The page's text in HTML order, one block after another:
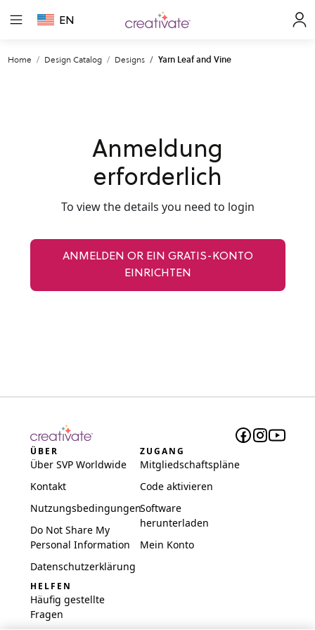
EN
Home Design Catalog Designs Yarn Leaf and Vine
Anmeldung
erforderlich
To view the details you need to login
ANMELDEN OR EIN GRATIS-KONTO
EINRICHTEN
ÜBER
Über SVP Worldwide
Kontakt
Nutzungsbedingungen
Do Not Share My
Personal Information
Datenschutzerklärung
ZUGANG
Mitgliedschaftspläne
Code aktivieren
Software
herunterladen
Mein Konto
HELFEN
Häufig gestellte
Fragen